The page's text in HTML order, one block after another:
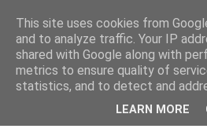
This site uses cookies from
and to analyze traffic. Your IP
shared with Google along with
metrics to ensure quality of
statistics, and to detect and
LEARN MORE